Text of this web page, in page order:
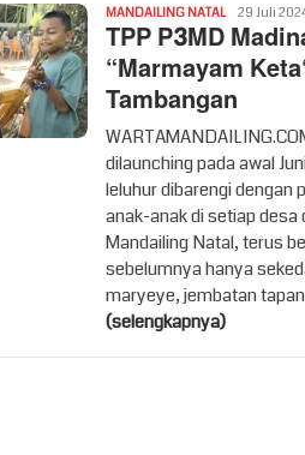
MANDAILING NATALsyahren
29 Juli
TPP P3MD
“Marmayam
Tambangan
dilaunching pada awal
leluhur dibarengi dengan
anak-anak di setiap
Mandailing Natal, terus
sebelumnya hanya
maryeye, jembatan
(selengkapnya)